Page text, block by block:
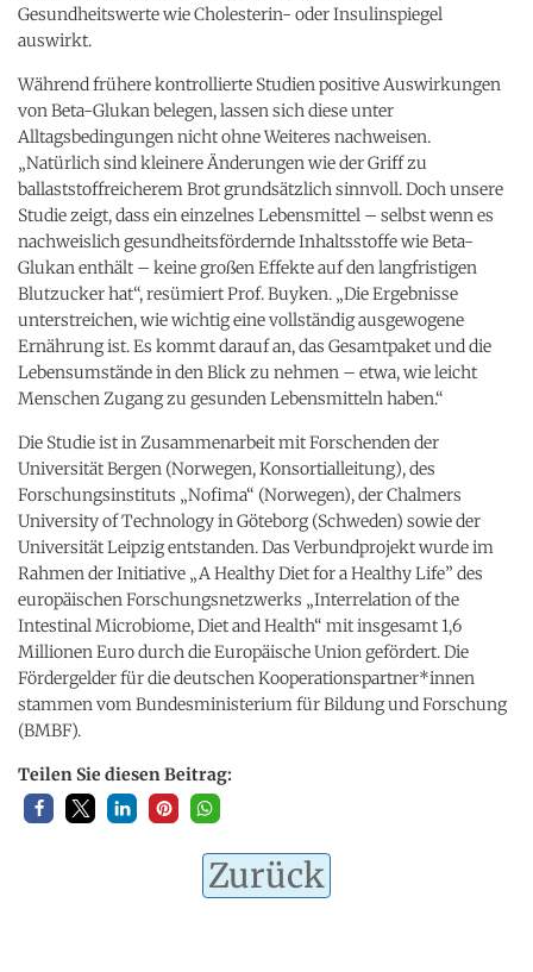
Gesundheitswerte wie Cholesterin- oder Insulinspiegel
auswirkt.
Während frühere kontrollierte Studien positive Auswirkungen
von Beta-Glukan belegen, lassen sich diese unter
Alltagsbedingungen nicht ohne Weiteres nachweisen.
„Natürlich sind kleinere Änderungen wie der Griff zu
ballaststoffreicherem Brot grundsätzlich sinnvoll. Doch unsere
Studie zeigt, dass ein einzelnes Lebensmittel – selbst wenn es
nachweislich gesundheitsfördernde Inhaltsstoffe wie Beta-
Glukan enthält – keine großen Effekte auf den langfristigen
Blutzucker hat“, resümiert Prof. Buyken. „Die Ergebnisse
unterstreichen, wie wichtig eine vollständig ausgewogene
Ernährung ist. Es kommt darauf an, das Gesamtpaket und die
Lebensumstände in den Blick zu nehmen – etwa, wie leicht
Menschen Zugang zu gesunden Lebensmitteln haben.“
Die Studie ist in Zusammenarbeit mit Forschenden der
Universität Bergen (Norwegen, Konsortialleitung), des
Forschungsinstituts „Nofima“ (Norwegen), der Chalmers
University of Technology in Göteborg (Schweden) sowie der
Universität Leipzig entstanden. Das Verbundprojekt wurde im
Rahmen der Initiative „A Healthy Diet for a Healthy Life” des
europäischen Forschungsnetzwerks „Interrelation of the
Intestinal Microbiome, Diet and Health“ mit insgesamt 1,6
Millionen Euro durch die Europäische Union gefördert. Die
Fördergelder für die deutschen Kooperationspartner*innen
stammen vom Bundesministerium für Bildung und Forschung
(BMBF).
Teilen Sie diesen Beitrag:
Zurück